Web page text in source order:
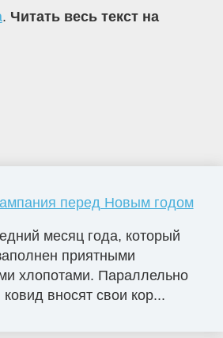
. Читать весь текст на
перед Новым годом
месяц года, который
приятными
хлопотами. Параллельно
вносят свои кор...